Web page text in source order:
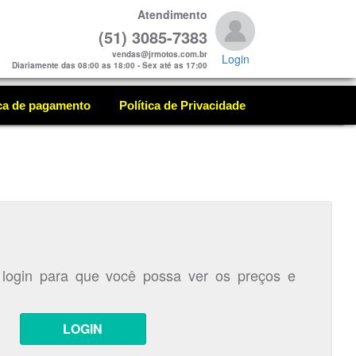
Atendimento
(51) 3085-7383
vendas@jrmotos.com.br
Diariamente das 08:00 as 18:00 - Sex até as 17:00
Login
de pagamento Política de Privacidade
para que você possa ver os preços e
LOGIN